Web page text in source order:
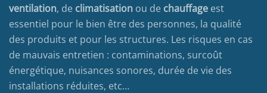
ventilation, de climatisation ou de chauffage est
essentiel pour le bien être des personnes, la qualité
des produits et pour les structures. Les risques en cas
de mauvais entretien : contaminations, surcoût
énergétique, nuisances sonores, durée de vie des
installations réduites, etc…